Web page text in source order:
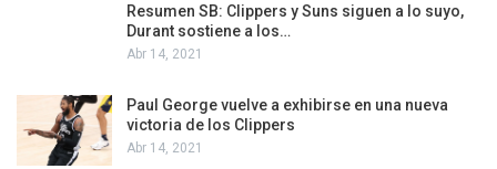
Resumen SB: Clippers y Suns siguen a lo suyo,
Durant sostiene a los…
Abr 14, 2021
Paul George vuelve a exhibirse en una nueva
victoria de los Clippers
Abr 14, 2021